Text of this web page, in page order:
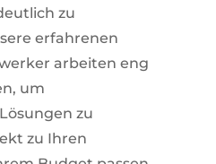
zu
erfahrenen
arbeiten eng
um
zu
zu Ihren